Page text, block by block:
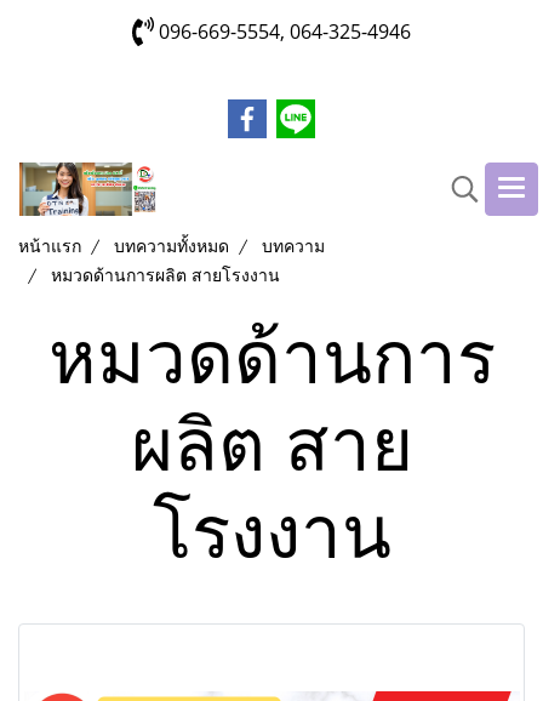
096-669-5554, 064-325-4946
หน้าแรก บทความทั้งหมด
บทความ
หมวดด้านการผลิต สายโรงงาน
หมวดด้านการ
ผลิต สาย
โรงงาน